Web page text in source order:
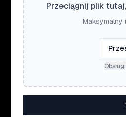
Przeciągnij plik
Maksymalny